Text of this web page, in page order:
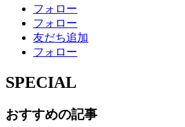
フォロー
フォロー
友だち追加
フォロー
SPECIAL
おすすめの記事